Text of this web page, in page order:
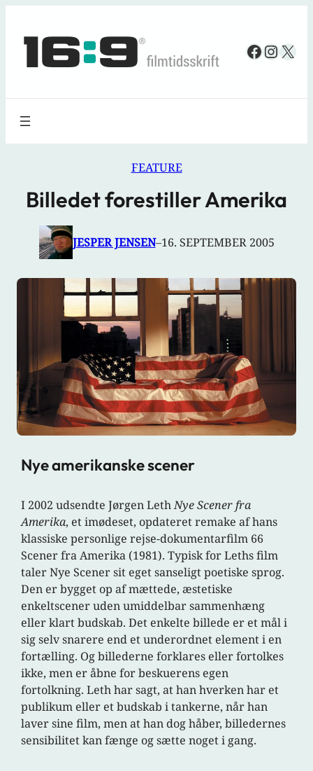
indhold
X
FEATURE
Billedet forestiller Amerika
JESPER JENSEN–16. SEPTEMBER 2005
Nye amerikanske scener
I 2002 udsendte Jørgen LethNye Scener fra
Amerika, et imødeset, opdateret remake af hans
klassiske personlige rejse-dokumentarfilm 66
Scener fra Amerika (1981). Typisk for Leths film
taler Nye Scener sit eget sanseligt poetiske sprog.
Den er bygget op af mættede, æstetiske
enkeltscener uden umiddelbar sammenhæng
eller klart budskab. Det enkelte billede er et mål i
sig selv snarere end et underordnet element i en
fortælling. Og billederne forklares eller fortolkes
ikke, men er åbne for beskuerens egen
fortolkning. Leth har sagt, at han hverken har et
publikum eller et budskab i tankerne, når han
laver sine film, men at han dog håber, billedernes
sensibilitet kan fænge og sætte noget i gang.